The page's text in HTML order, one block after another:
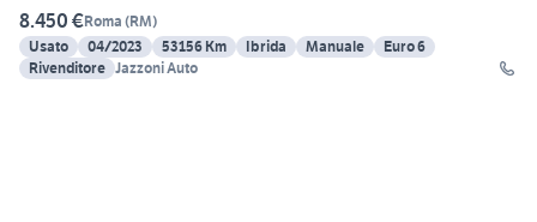
8.450 €Roma (RM)
Usato
04/2023 53156 Km Ibrida Manuale
Euro 6
Rivenditore Jazzoni Auto